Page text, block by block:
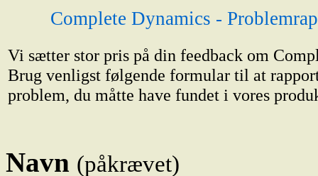
Complete Dynamics -
Vi sætter stor pris på din feedback om
Brug venligst følgende formular til at
problem, du måtte have fundet i vores
Navn (påkrævet)